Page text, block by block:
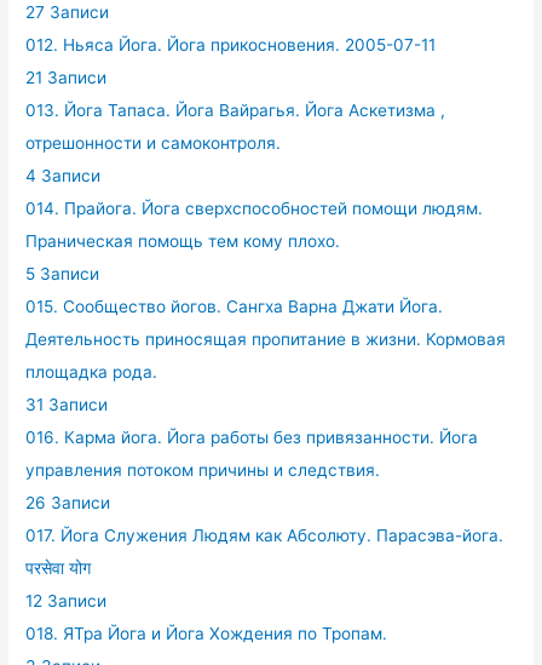
27 Записи
012. Ньяса Йога. Йога прикосновения. 2005-07-11
21 Записи
013. Йога Тапаса. Йога Вайрагья. Йога Аскетизма ,
отрешонности и самоконтроля.
4 Записи
014. Прайога. Йога сверхспособностей помощи людям.
Праническая помощь тем кому плохо.
5 Записи
015. Сообщество йогов. Сангха Варна Джати Йога.
Деятельность приносящая пропитание в жизни. Кормовая
площадка рода.
31 Записи
016. Карма йога. Йога работы без привязанности. Йога
управления потоком причины и следствия.
26 Записи
017. Йога Служения Людям как Абсолюту. Парасэва-йога.
परसेवा योग
12 Записи
018. ЯТра Йога и Йога Хождения по Тропам.